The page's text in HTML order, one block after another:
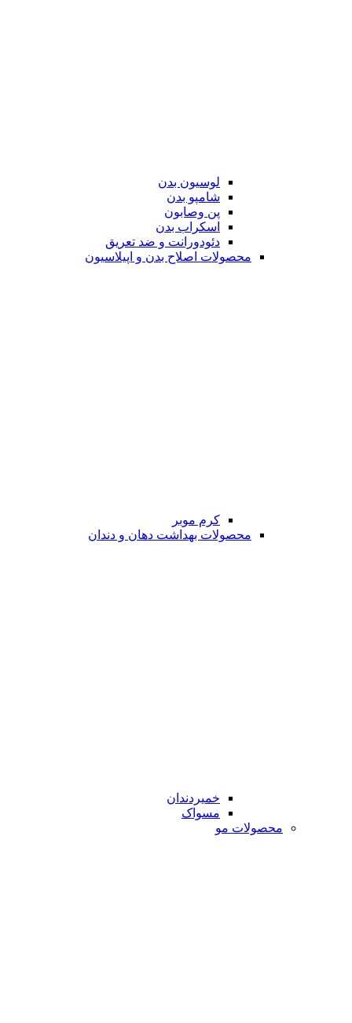
لوسیون بدن
شامپو بدن
پن وصابون
اسکراب بدن
دئودورانت و ضد تعریق
محصولات اصلاح بدن و اپیلاسیون
کرم موبر
محصولات بهداشت دهان و دندان
خمیردندان
مسواک
محصولات مو